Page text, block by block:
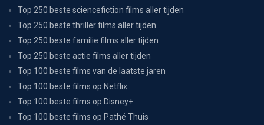
Top 250 beste sciencefiction films aller tijden
Top 250 beste thriller films aller tijden
Top 250 beste familie films aller tijden
Top 250 beste actie films aller tijden
Top 100 beste films van de laatste jaren
Top 100 beste films op Netflix
Top 100 beste films op Disney+
Top 100 beste films op Pathé Thuis